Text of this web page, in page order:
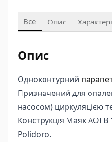
Все Опис
Опис
Одноконтурний
Призначений для
насосом) циркуляцією
Конструкція Маяк АОГВ
Polidoro.